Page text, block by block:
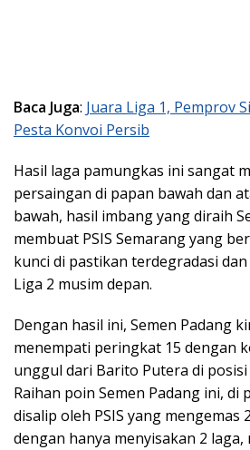
Baca Juga: Juara Liga 1, Pemprov
Pesta Konvoi Persib
Hasil laga pamungkas ini sangat
persaingan di papan bawah dan
bawah, hasil imbang yang diraih
membuat PSIS Semarang yang
kunci di pastikan terdegradasi
Liga 2 musim depan.
Dengan hasil ini, Semen Padang
menempati peringkat 15 dengan
unggul dari Barito Putera di posisi
Raihan poin Semen Padang ini, di
disalip oleh PSIS yang mengemas
dengan hanya menyisakan 2 laga,